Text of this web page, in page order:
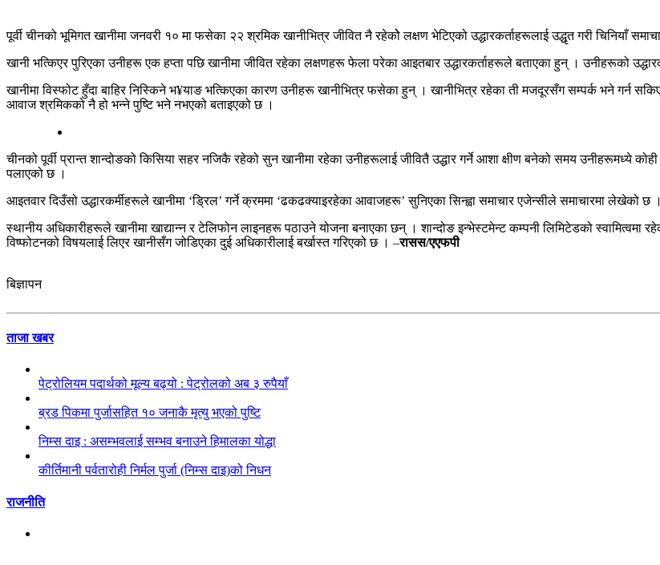
पूर्वी चीनको भूमिगत खानीमा जनवरी १० मा फसेका २२ श्रमिक खानीभित्र जीवित नै रहेकोे लक्षण भेटिएको उद्धारकर्ताहरूलाई उद्धृत गरी चिनियाँ
खानी भत्किएर पुरिएका उनीहरू एक हप्ता पछि खानीमा जीवित रहेका लक्षणहरू फेला परेका आइतबार उद्धारकर्ताहरूले बताएका हुन् । उनीहरूको
खानीमा विस्फोट हुँदा बाहिर निस्किने भ¥याङ भत्किएका कारण उनीहरू खानीभित्र फसेका हुन् । खानीभित्र रहेका ती मजदूरसँग सम्पर्क भने गर्न
आवाज श्रमिकको नै हो भन्ने पुष्टि भने नभएको बताइएको छ ।
चीनको पूर्वी प्रान्त शान्दोङको किसिया सहर नजिकै रहेको सुन खानीमा रहेका उनीहरूलाई जीवितै उद्धार गर्ने आशा क्षीण बनेको समय उनीहरूमध्ये
पलाएको छ ।
आइतवार दिउँसो उद्धारकर्मीहरूले खानीमा ‘ड्रिल’ गर्ने क्रममा ‘ढकढक्याइरहेका आवाजहरू’ सुनिएका सिन्ह्वा समाचार एजेन्सीले समाचारमा
स्थानीय अधिकारीहरूले खानीमा खाद्यान्न र टेलिफोन लाइनहरू पठाउने योजना बनाएका छन् । शान्दोङ इन्भेस्टमेन्ट कम्पनी लिमिटेडको स्वामित्वमा
विष्फोटनको विषयलाई लिएर खानीसँग जोडिएका दुई अधिकारीलाई बर्खास्त गरिएको छ । –रासस/एएफपी
बिज्ञापन
ताजा खबर
पेट्रोलियम पदार्थको मूल्य बढ्यो : पेट्रोलको अब ३ रुपैयाँ
ब्रड पिकमा पुर्जासहित १० जनाकै मृत्यु भएको पुष्टि
निम्स दाइ : असम्भवलाई सम्भव बनाउने हिमालका योद्धा
कीर्तिमानी पर्वतारोही निर्मल पुर्जा (निम्स दाइ)को निधन
राजनीति